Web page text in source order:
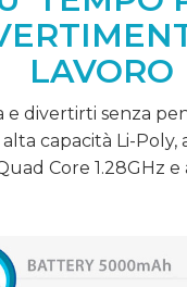
LAVORO
e divertirti senza
capacità Li-Poly,
Core 1.28GHz e